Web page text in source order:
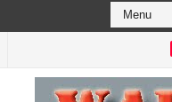
BERITA
dan Kelancaran Logistik,